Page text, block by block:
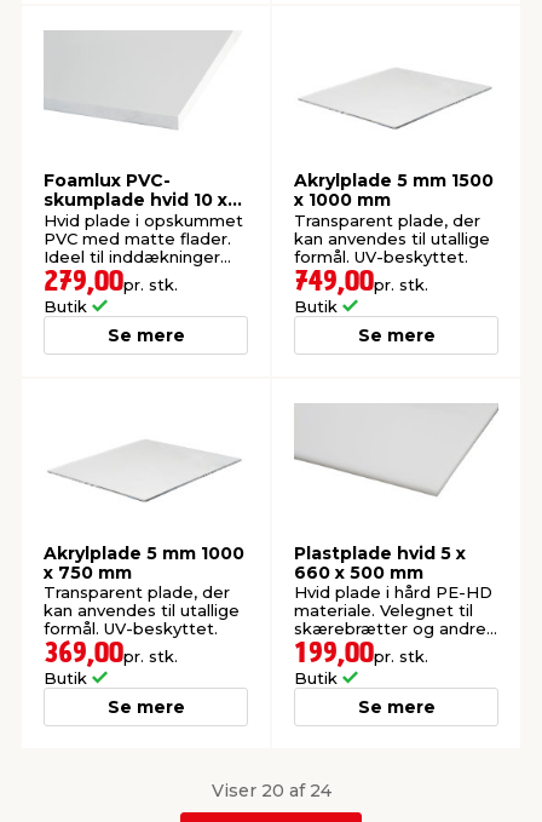
Foamlux PVC-
skumplade hvid 10 x
1000 x 750 mm
Hvid plade i opskummet
PVC med matte flader.
Ideel til inddækninger
ved døre og vinduer.
279,00pr. stk.
Butik
Se mere
Akrylplade 5 mm 1500
x 1000 mm
Transparent plade, der
kan anvendes til utallige
formål. UV-beskyttet.
749,00pr. stk.
Butik
Se mere
Akrylplade 5 mm 1000
x 750 mm
Transparent plade, der
kan anvendes til utallige
formål. UV-beskyttet.
369,00pr. stk.
Butik
Se mere
Plastplade hvid 5 x
660 x 500 mm
Hvid plade i hård PE-HD
materiale. Velegnet til
skærebrætter og andre
hobbyprojekter.
199,00pr. stk.
Butik
Se mere
Viser 20 af 24